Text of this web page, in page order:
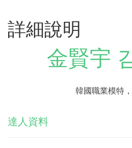
詳細說明
金賢宇
韓國職業模特
達人資料